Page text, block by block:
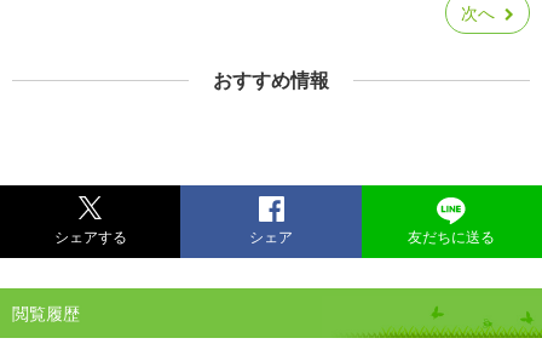
次へ
おすすめ情報
シェアする シェア 友だちに送る
閲覧履歴